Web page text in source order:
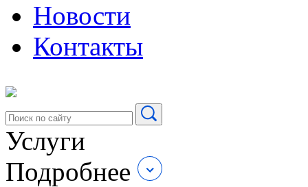
Новости
Контакты
Услуги
Подробнее